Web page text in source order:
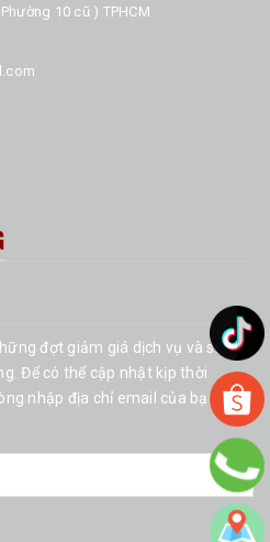
10 cũ ) TPHCM
đợt giảm giá dịch vụ và sản
Để có thể cập nhật kịp thời
nhập địa chỉ email của bạn vào